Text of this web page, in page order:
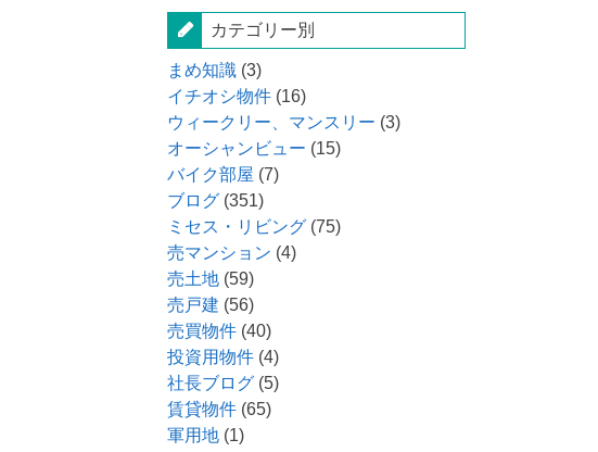
カテゴリー別
まめ知識 (3)
イチオシ物件 (16)
ウィークリー、マンスリー (3)
オーシャンビュー (15)
バイク部屋 (7)
ブログ (351)
ミセス・リビング (75)
売マンション (4)
売土地 (59)
売戸建 (56)
売買物件 (40)
投資用物件 (4)
社長ブログ (5)
賃貸物件 (65)
軍用地 (1)